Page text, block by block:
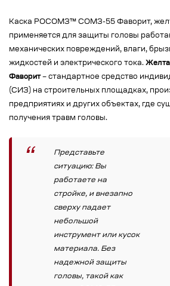
Каска РОСОМЗ™ СОМЗ-55 Фаворит,
применяется для защиты головы
механических повреждений, влаги,
жидкостей и электрического тока.
Фаворит– стандартное средство
(СИЗ) на строительных площадках,
предприятиях и других объектах, где
получения травм головы.
Представьте
ситуацию: Вы
работаете на
стройке, и внезапно
сверху падает
небольшой
инструмент или кусок
материала. Без
надежной защиты
головы, такой как